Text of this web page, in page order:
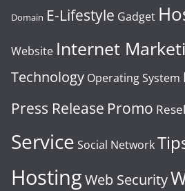
Domain E-Lifestyle Gadget
Website Internet
Technology Operating System
Press Release Promo
Service Social Network
HostingWeb Security